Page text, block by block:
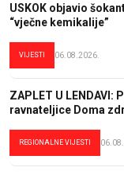
USKOK objavio
“vječne kemikalije”
VIJESTI 06.08.2026.
ZAPLET U
ravnateljice Doma
REGIONALNE VIJESTI